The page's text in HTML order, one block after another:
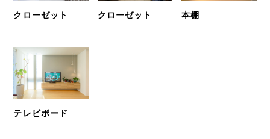
クローゼット クローゼット 本棚
テレビボード